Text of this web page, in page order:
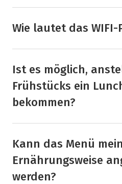
Wie lautet das WIFI-
Ist es möglich,
Frühstücks ein
bekommen?
Kann das Menü
Ernährungsweise
werden?